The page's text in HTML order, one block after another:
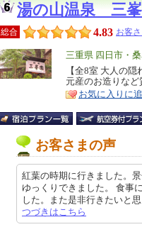
湯の山温泉 三
総合 4.83 お客
エ
リ
ア
三重県 四日市・
特
徴
【全8室 大人の
元産のお造りな
お気に入りに
お客さまの声
紅葉の時期に行きました。
ゆっくりできました。 食事
した。また是非行きたいと
つづきはこちら